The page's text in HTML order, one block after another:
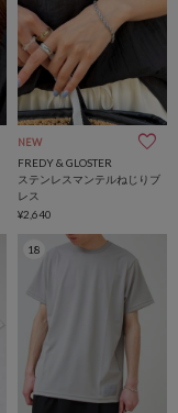
NEW
FREDY & GLOSTER
ステンレスマンテルねじりブ
レス
¥2,640
18